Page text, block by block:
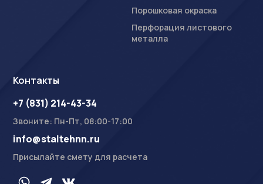
Порошковая окраска
Перфорация листового
металла
Контакты
+7 (831) 214-43-34
Звоните: Пн-Пт, 08:00-17:00
info@staltehnn.ru
Присылайте смету для расчета